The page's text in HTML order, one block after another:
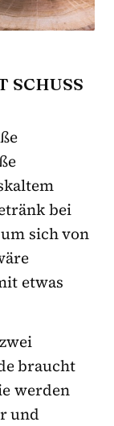
SCHUSS
bei
sich von
etwas
braucht
werden
und